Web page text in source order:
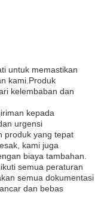
untuk memastikan
kami.Produk
kelembaban dan
kepada
urgensi
produk yang tepat
kami juga
biaya tambahan.
semua peraturan
semua dokumentasi
dan bebas